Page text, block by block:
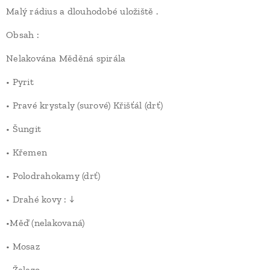
Malý rádius a dlouhodobé uložiště .
Obsah :
Nelakována Měděná spirála
• Pyrit
• Pravé krystaly (surové) Křišťál (drť)
• Šungit
• Křemen
• Polodrahokamy (drť)
• Drahé kovy : ↓
•Měď (nelakovaná)
• Mosaz